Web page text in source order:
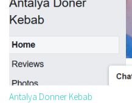
Antalya Donner Kebab